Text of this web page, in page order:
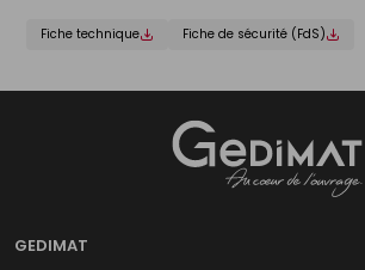
Fiche technique Fiche de sécurité (FdS)
GEDIMAT